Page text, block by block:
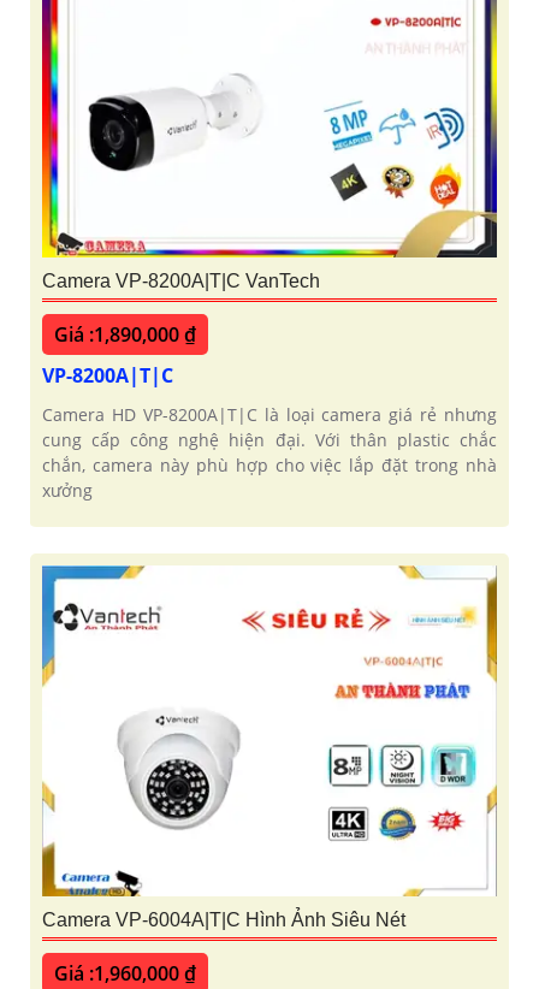
Camera VP-8200A|T|C VanTech
Giá :1,890,000 ₫
VP-8200A|T|C
Camera HD VP-8200A|T|C là loại camera giá rẻ nhưng
cung cấp công nghệ hiện đại. Với thân plastic chắc
chắn, camera này phù hợp cho việc lắp đặt trong nhà
xưởng
Camera VP-6004A|T|C Hình Ảnh Siêu Nét
Giá :1,960,000 ₫